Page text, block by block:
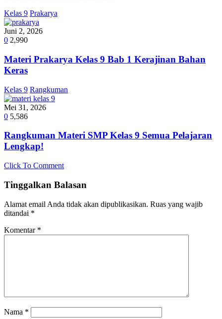
Kelas 9 Prakarya
Juni 2, 2026
0 2,990
Materi Prakarya Kelas 9 Bab 1 Kerajinan Bahan
Keras
Kelas 9 Rangkuman
Mei 31, 2026
0 5,586
Rangkuman Materi SMP Kelas 9 Semua Pelajaran
Lengkap!
Click To Comment
Tinggalkan Balasan
Alamat email Anda tidak akan dipublikasikan. Ruas yang wajib
ditandai *
Komentar *
Nama *